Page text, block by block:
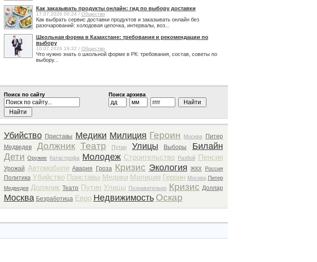
Как заказывать продукты онлайн: гид по выбору доставки
17.07.2026 00:24 / Общество
Как выбрать сервис доставки продуктов и заказывать онлайн без
разочарований: холодовая цепочка, интервалы, воз...
Школьная форма в Казахстане: требования и рекомендации по
выбору
10.07.2026 19:32 / Общество
Что нужно знать о школьной форме в РК: требования, состав, советы по
выбору...
Поиск по сайту Поиск архива
Убийство Приставы Медики Милиция Героин Москва
Питер
Медведев
Должник Театр Путин Улицы Выборы Билайн
Дети Оружие Катастрофа Молодеж Строительство Разбой Пенсия
Урожай Автомобили Авария Гроза Кризис Экология ЖКХ Россия
Политика Убийство Приставы Медики Милиция Героин Москва Питер
Медведев Должник Театр Путин Улицы Познавательно Кризис Доллар
Москва Безработица Евро Недвижимость Оскар